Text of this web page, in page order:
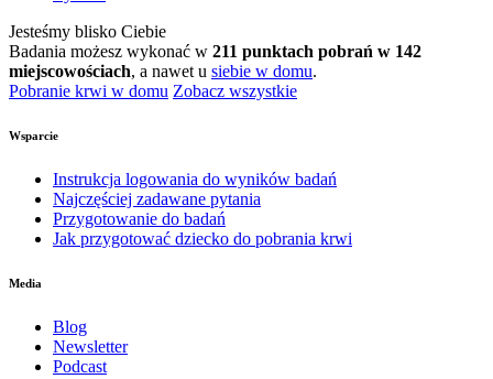
Jesteśmy blisko Ciebie
Badania możesz wykonać w 211 punktach pobrań w 142
miejscowościach, a nawet u siebie w domu.
Pobranie krwi w domu Zobacz wszystkie
Wsparcie
Instrukcja logowania do wyników badań
Najczęściej zadawane pytania
Przygotowanie do badań
Jak przygotować dziecko do pobrania krwi
Media
Blog
Newsletter
Podcast